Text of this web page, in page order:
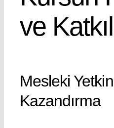
ve
Mesleki
Kazandırma